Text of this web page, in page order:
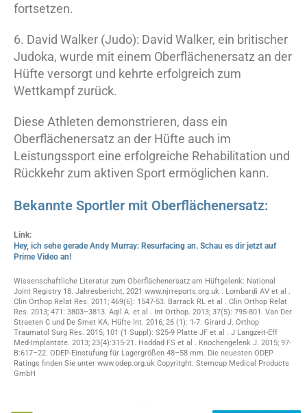
fortsetzen.
6. David Walker (Judo): David Walker, ein britischer
Judoka, wurde mit einem Oberflächenersatz an der
Hüfte versorgt und kehrte erfolgreich zum
Wettkampf zurück.
Diese Athleten demonstrieren, dass ein
Oberflächenersatz an der Hüfte auch im
Leistungssport eine erfolgreiche Rehabilitation und
Rückkehr zum aktiven Sport ermöglichen kann.
Bekannte Sportler mit Oberflächenersatz:
Link:
Hey, ich sehe gerade Andy Murray: Resurfacing an. Schau es dir jetzt auf
Prime Video an!
Wissenschaftliche Literatur zum Oberflächenersatz am Hüftgelenk: National
Joint Registry 18. Jahresbericht, 2021 www.njrreports.org.uk . Lombardi AV et al .
Clin Orthop Relat Res. 2011; 469(6): 1547-53. Barrack RL et al . Clin Orthop Relat
Res. 2013; 471: 3803–3813. Aqil A. et al . Int Orthop. 2013; 37(5): 795-801. Van Der
Straeten C und De Smet KA. Hüfte Int. 2016; 26 (1): 1-7. Girard J. Orthop
Traumatol Surg Res. 2015; 101 (1 Suppl): S25-9 Platte JF et al . J Langzeit-Eff
Med-Implantate. 2013; 23(4):315-21. Haddad FS et al . Knochengelenk J. 2015; 97-
B:617–22. ODEP-Einstufung für Lagergrößen 48–58 mm. Die neuesten ODEP
Ratings finden Sie unter www.odep.org.uk Copyritght: Stemcup Medical Products
GmbH